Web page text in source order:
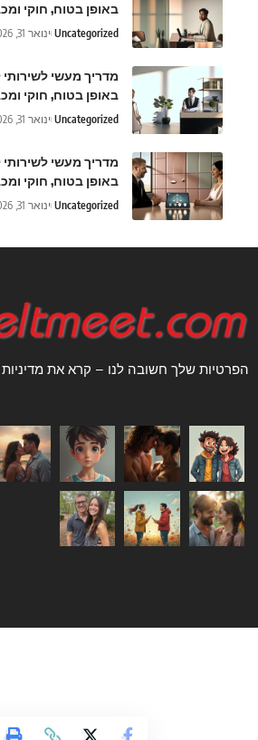
באופן בטוח, חוקי
Uncategorized ינואר 31, 2026
מדריך מעשי לשירותי
באופן בטוח, חוקי
Uncategorized ינואר 31, 2026
מדריך מעשי לשירותי
באופן בטוח, חוקי
Uncategorized ינואר 31, 2026
הפרטיות שלך חשובה לנו – קרא את מדיניות